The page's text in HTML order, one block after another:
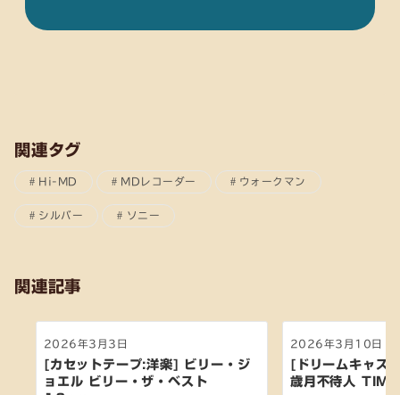
関連タグ
Hi-MD MDレコーダー ウォークマン
シルバー ソニー
関連記事
2026年3月3日
[カセットテープ:洋楽] ビリー・ジ
ョエル ビリー・ザ・ベスト
2026年3月10日
[ドリームキャス
歳月不待人